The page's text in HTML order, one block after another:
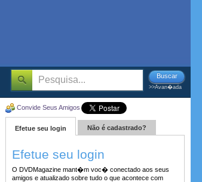
Buscar
>>Avan�ada
Convide Seus Amigos
Efetue seu login Não é cadastrado?
Efetue seu login
O DVDMagazine mant�m voc� conectado aos seus
amigos e atualizado sobre tudo o que acontece com